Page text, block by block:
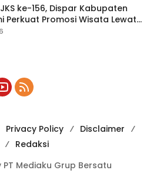
ke-156, Dispar Kabupaten
Perkuat Promosi Wisata Lewat
Privacy Policy
Disclaimer
Redaksi
Mediaku Grup Bersatu